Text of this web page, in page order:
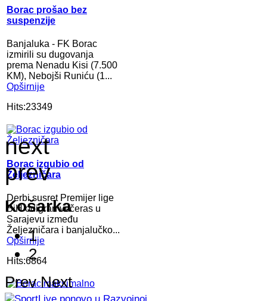
Borac prošao bez
suspenzije
Banjaluka - FK Borac
izmirili su dugovanja
prema Nenadu Kisi (7.500
KM), Nebojši Runiću (1...
Opširnije
Hits:23349
Borac izgubio od
Željezničara
Derbi susret Premijer lige
BiH odigran večeras u
Sarajevu između
Željezničara i banjalučko...
Opširnije
Hits:6864
next
prev
Košarka
1
2
Prev Next